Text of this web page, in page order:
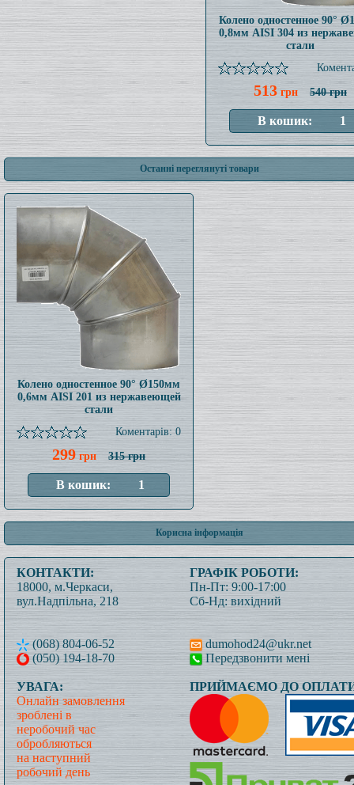
Колено одностенное 90°
0,8мм AISI 304 из
стали
513 грн 540 грн
Останні переглянуті товари
Колено одностенное 90° Ø150мм
0,6мм AISI 201 из нержавеющей
стали
Коментарів: 0
299 грн 315 грн
Корисна інформація
КОНТАКТИ:
18000, м.Черкаси,
вул.Надпільна, 218
(068) 804-06-52
(050) 194-18-70
ГРАФІК РОБОТИ:
Пн-Пт: 9:00-17:00
Сб-Нд: вихідний
dumohod24@ukr.net
Передзвонити мені
УВАГА:
Онлайн замовлення
зроблені в
неробочий час
обробляються
на наступний
робочий день
ПРИЙМАЄМО ДО